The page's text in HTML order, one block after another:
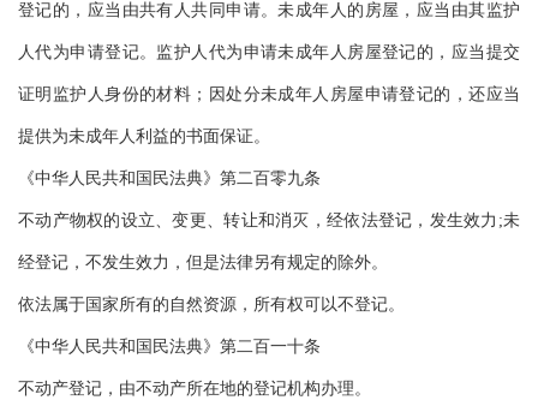
登记的，应当由共有人共同申请。未成年人的房屋，应当由其监护
人代为申请登记。监护人代为申请未成年人房屋登记的，应当提交
证明监护人身份的材料；因处分未成年人房屋申请登记的，还应当
提供为未成年人利益的书面保证。
《中华人民共和国民法典》第二百零九条
不动产物权的设立、变更、转让和消灭，经依法登记，发生效力;未
经登记，不发生效力，但是法律另有规定的除外。
依法属于国家所有的自然资源，所有权可以不登记。
《中华人民共和国民法典》第二百一十条
不动产登记，由不动产所在地的登记机构办理。